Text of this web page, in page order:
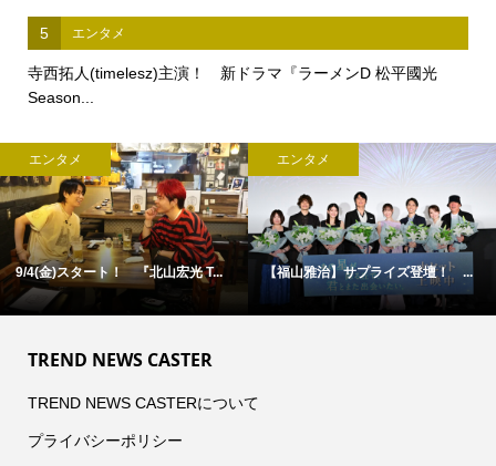
5 エンタメ
寺西拓人(timelesz)主演！ 新ドラマ『ラーメンD 松平國光
Season...
エンタメ
9/4(金)スタート！ 『北山宏光 T...
エンタメ
【福山雅治】サプライズ登壇！ ...
TREND NEWS CASTER
TREND NEWS CASTERについて
プライバシーポリシー